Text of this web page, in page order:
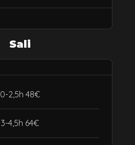
Sali
0-2,5h 48€
3-4,5h 64€